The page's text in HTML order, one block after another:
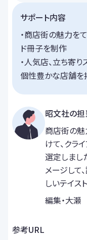
サポート内容
・商店街の魅力を
ド冊子を制作
・人気店、立ち寄
個性豊かな店舗を
昭文社の
商店街の魅
けて、クラ
選定しまし
メージして
しいテイス
編集・大瀬
参考URL